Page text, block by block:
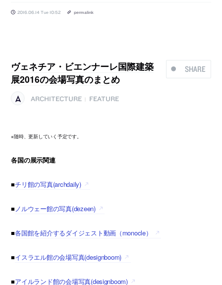
2016.06.14 Tue 10:52 permalink
SHARE
ヴェネチア・ビエンナーレ国際建築
展2016の会場写真のまとめ
ARCHITECTURE FEATURE
※随時、更新していく予定です。
各国の展示関連
■チリ館の写真(archdaily)
■ノルウェー館の写真(dezeen)
■各国館を紹介するダイジェスト動画（monocle）
■イスラエル館の会場写真(designboom)
■アイルランド館の会場写真(designboom)